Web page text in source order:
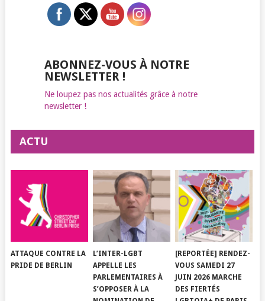
ABONNEZ-VOUS À NOTRE
NEWSLETTER !
Ne loupez pas nos actualités grâce à notre
newsletter !
ACTU
ATTAQUE CONTRE LA
PRIDE DE BERLIN
L’INTER-LGBT
APPELLE LES
PARLEMENTAIRES À
S’OPPOSER À LA
[REPORTÉE] RENDEZ-
VOUS SAMEDI 27
JUIN 2026 MARCHE
DES FIERTÉS